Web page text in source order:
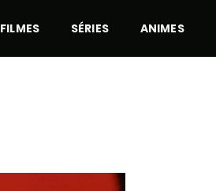
FILMES SÉRIES ANIMES